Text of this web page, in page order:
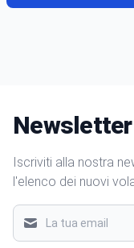
Iscriviti alla nostra
l'elenco dei nuovi